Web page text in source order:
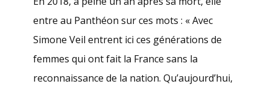
entre au Panthéon sur ces mots : « Avec
Simone Veil entrent ici ces générations de
femmes qui ont fait la France sans la
reconnaissance de la nation. Qu’aujourd’hui,